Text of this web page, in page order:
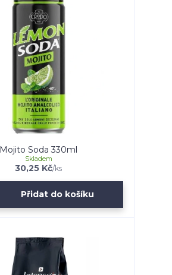
Mojito Soda 330ml
30,25 Kč/ks
Skladem
Přidat do košíku